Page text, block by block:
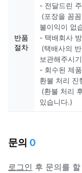
반품
절차
- 전달드린
(포장을 꼼
불이익이 없
- 택배회사
(택배사의
보관해주시
- 회수된 제
환불 처리 진
(환불 처리
있습니다.)
문의 0
로그인 후 문의를